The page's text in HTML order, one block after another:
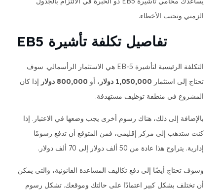
الزمني وتجنب الأخطاء.
تفاصيل تكلفة تأشيرة EB5
التكلفة الرئيسية لتأشيرة EB-5 هي الاستثمار الرأسمالي. سوف
تحتاج إلى استثمار 1,050,000 دولار ، أو 800,000 دولار
إذا كان
المشروع في منطقة توظيف مستهدفة.
بالإضافة إلى ذلك، هناك رسوم أخرى يجب وضعها في الاعتبار. إذا
كنت ستذهب إلى مركز إقليمي، فمن المتوقع أن تدفع رسومًا
إدارية. يتراوح هذا عادة من 50 ألف دولار إلى 70 ألف دولار.
وسوف تحتاج أيضًا إلى دفع تكاليف المساعدة القانونية، والتي يمكن
أن تختلف بشكل كبير اعتمادًا على حالتك وموقعك. تشكل رسوم